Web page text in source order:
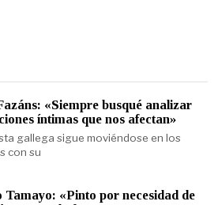
«Siempre busqué analizar
íntimas que nos afectan»
gallega sigue moviéndose en los
con su
Tamayo: «Pinto por necesidad de